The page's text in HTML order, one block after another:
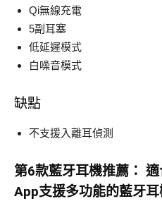
Qi無線充電
5副耳塞
低延遲模式
白噪音模式
缺點
不支援入離耳偵測
第6款藍牙耳機推薦：
App支援多功能的藍牙